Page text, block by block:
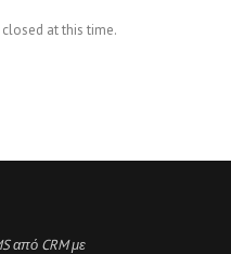
at this time.
από CRM με